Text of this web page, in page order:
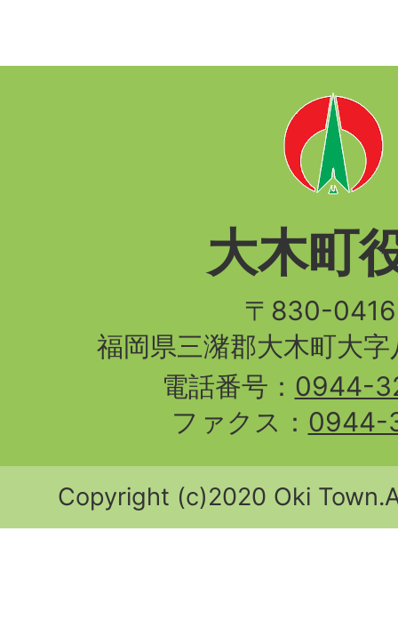
大木町
〒830-
福岡県三潴郡大木町大
電話番号： 0944-
ファクス： 0944-
Copyright (c)2020 Oki